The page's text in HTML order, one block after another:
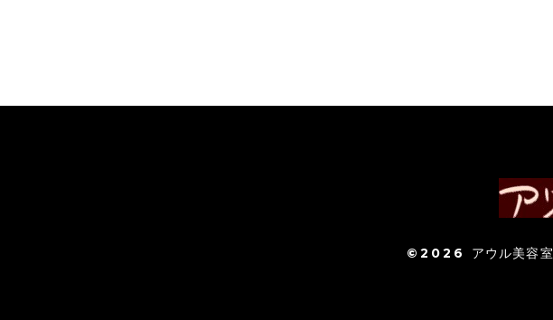
©2026 アウル美容室